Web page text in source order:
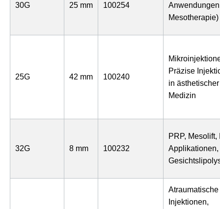
30G 25 mm 100254
Mesotherapie)
25G 42 mm 100240
Präzise
in ästhetischer
Medizin
32G 8 mm 100232
PRP, Mesolift,
Applikationen,
Atraumatische
Injektionen,